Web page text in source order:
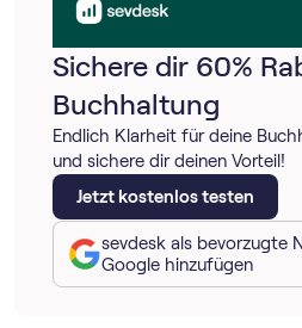
Sichere dir 60%
Buchhaltung
Endlich Klarheit für deine
und sichere dir deinen Vorteil!
Jetzt kostenlos testen
sevdesk als bevorzugte
Google hinzufügen